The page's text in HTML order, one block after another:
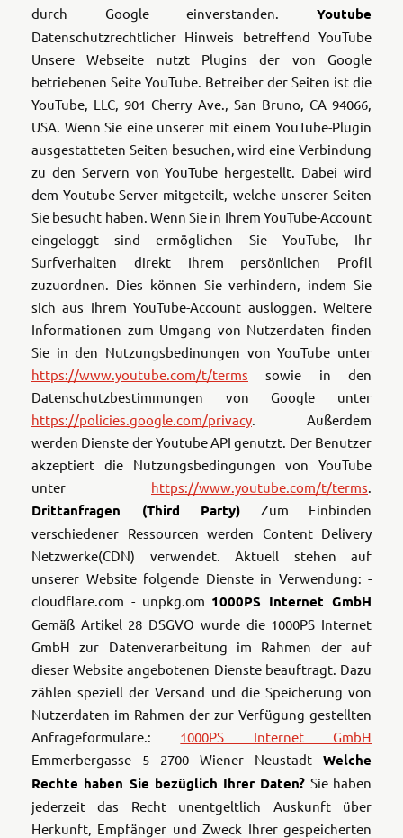
durch Google einverstanden. Youtube
Datenschutzrechtlicher Hinweis betreffend YouTube
Unsere Webseite nutzt Plugins der von Google
betriebenen Seite YouTube. Betreiber der Seiten ist die
YouTube, LLC, 901 Cherry Ave., San Bruno, CA 94066,
USA. Wenn Sie eine unserer mit einem YouTube-Plugin
ausgestatteten Seiten besuchen, wird eine Verbindung
zu den Servern von YouTube hergestellt. Dabei wird
dem Youtube-Server mitgeteilt, welche unserer Seiten
Sie besucht haben. Wenn Sie in Ihrem YouTube-Account
eingeloggt sind ermöglichen Sie YouTube, Ihr
Surfverhalten direkt Ihrem persönlichen Profil
zuzuordnen. Dies können Sie verhindern, indem Sie
sich aus Ihrem YouTube-Account ausloggen. Weitere
Informationen zum Umgang von Nutzerdaten finden
Sie in den Nutzungsbedinungen von YouTube unter
https://www.youtube.com/t/terms sowie in den
Datenschutzbestimmungen von Google unter
https://policies.google.com/privacy. Außerdem
werden Dienste der Youtube API genutzt. Der Benutzer
akzeptiert die Nutzungsbedingungen von YouTube
unter https://www.youtube.com/t/terms.
Drittanfragen (Third Party)
Zum Einbinden
verschiedener Ressourcen werden Content Delivery
Netzwerke(CDN) verwendet. Aktuell stehen auf
unserer Website folgende Dienste in Verwendung: -
cloudflare.com - unpkg.om 1000PS Internet GmbH
Gemäß Artikel 28 DSGVO wurde die 1000PS Internet
GmbH zur Datenverarbeitung im Rahmen der auf
dieser Website angebotenen Dienste beauftragt. Dazu
zählen speziell der Versand und die Speicherung von
Nutzerdaten im Rahmen der zur Verfügung gestellten
Anfrageformulare.: 1000PS Internet GmbH
Emmerbergasse 5 2700 Wiener Neustadt Welche
Rechte haben Sie bezüglich Ihrer Daten? Sie haben
jederzeit das Recht unentgeltlich Auskunft über
Herkunft, Empfänger und Zweck Ihrer gespeicherten